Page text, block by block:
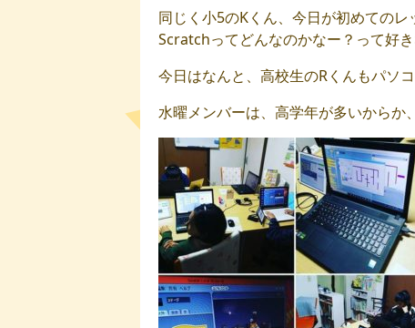
同じく小5のKくん、今日が初めてのレ
Scratchってどんなのかなー？って好
今日はなんと、高校生のRくんもパソ
水曜メンバーは、高学年が多いからか